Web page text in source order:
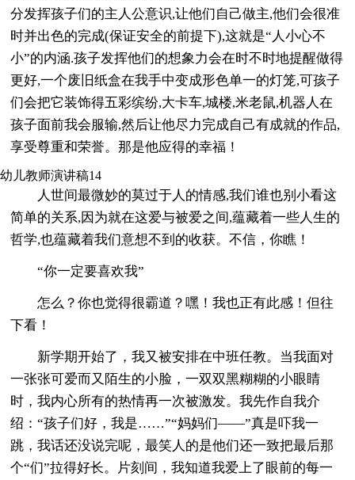
分发挥孩子们的主人公意识,让他们自己做主,他们会很准
时并出色的完成(保证安全的前提下),这就是“人小心不
小”的内涵.孩子发挥他们的想象力会在时不时地提醒做得
更好,一个废旧纸盒在我手中变成形色单一的灯笼,可孩子
们会把它装饰得五彩缤纷,大卡车,城楼,米老鼠,机器人在
孩子面前我会服输,然后让他尽力完成自己有成就的作品,
享受尊重和荣誉。那是他应得的幸福！
幼儿教师演讲稿14
人世间最微妙的莫过于人的情感,我们谁也别小看这
简单的关系,因为就在这爱与被爱之间,蕴藏着一些人生的
哲学,也蕴藏着我们意想不到的收获。不信，你瞧！
“你一定要喜欢我”
怎么？你也觉得很霸道？嘿！我也正有此感！但往
下看！
新学期开始了，我又被安排在中班任教。当我面对
一张张可爱而又陌生的小脸，一双双黑糊糊的小眼睛
时，我内心所有的热情再一次被激发。我先作自我介
绍：“孩子们好，我是……”“妈妈们——”真是吓我一
跳，我话还没说完呢，最笑人的是他们还一致把最后那
个“们”拉得好长。片刻间，我知道我爱上了眼前的每一